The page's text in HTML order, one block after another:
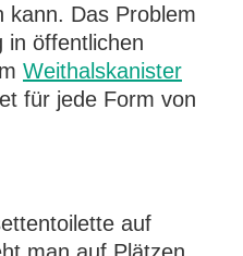
kann. Das Problem
in öffentlichen
Weithalskanister
für jede Form von
auf